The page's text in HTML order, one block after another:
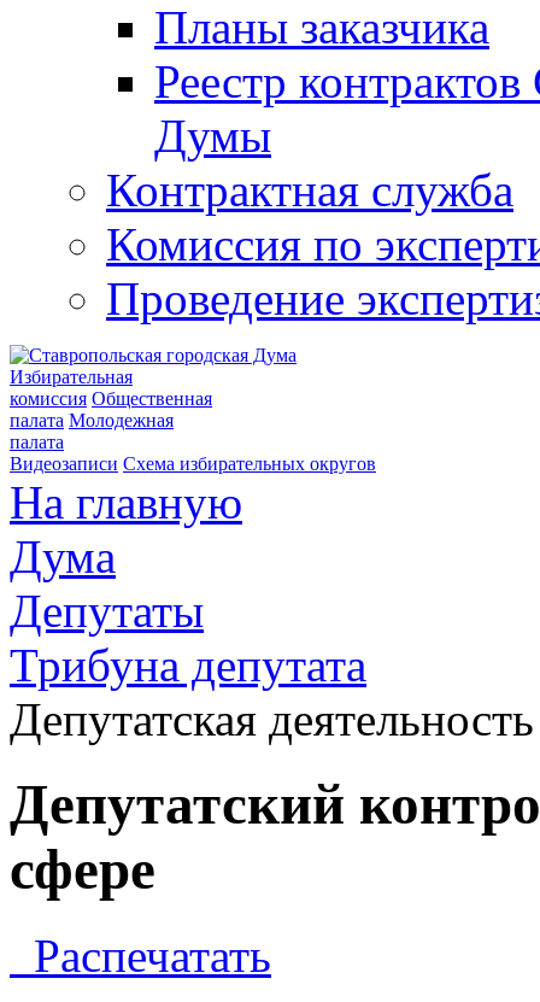
Планы заказчика
Реестр
Думы
Контрактная служба
Комиссия по
Проведение
Избирательная
комиссия Общественная
палата Молодежная
палата
Видеозаписи Схема избирательных округов
На главную
Дума
Депутаты
Трибуна депутата
Депутатская деятельность
Депутатский
сфере
Распечатать